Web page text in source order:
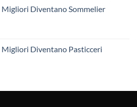
Migliori Diventano Sommelier
Migliori Diventano Pasticceri